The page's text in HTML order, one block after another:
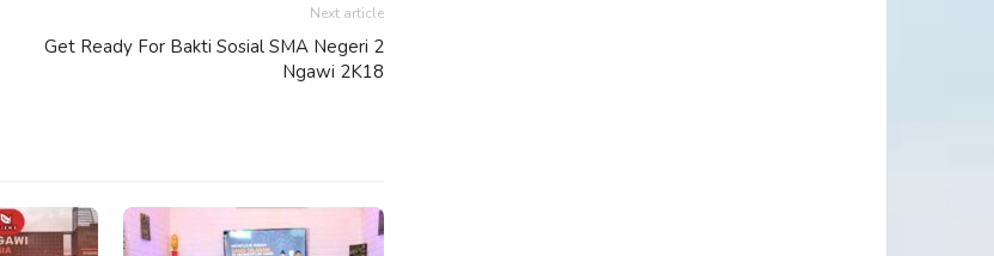
Next article
Get Ready For Bakti Sosial SMA Negeri 2
Ngawi 2K18